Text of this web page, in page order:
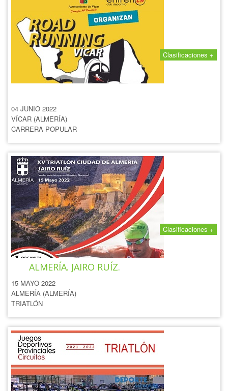
Clasificaciones +
ROAD RUNNING VÍCAR
04 JUNIO 2022
VÍCAR (ALMERÍA)
CARRERA POPULAR
Clasificaciones +
XV TRIATLÓN CIUDAD DE
ALMERÍA. JAIRO RUÍZ.
15 MAYO 2022
ALMERÍA (ALMERÍA)
TRIATLÓN